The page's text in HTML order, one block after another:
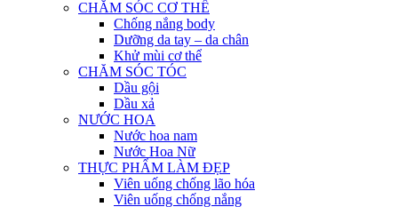
CHĂM SÓC CƠ THỂ
Chống nắng body
Dưỡng da tay – da chân
Khử mùi cơ thể
CHĂM SÓC TÓC
Dầu gội
Dầu xả
NƯỚC HOA
Nước hoa nam
Nước Hoa Nữ
THỰC PHẨM LÀM ĐẸP
Viên uống chống lão hóa
Viên uống chống nắng